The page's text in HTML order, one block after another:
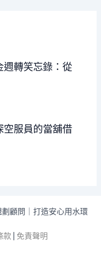
週轉笑忘錄：從
空服員的當舖借
顧問｜打造安心用水環
款 免責聲明